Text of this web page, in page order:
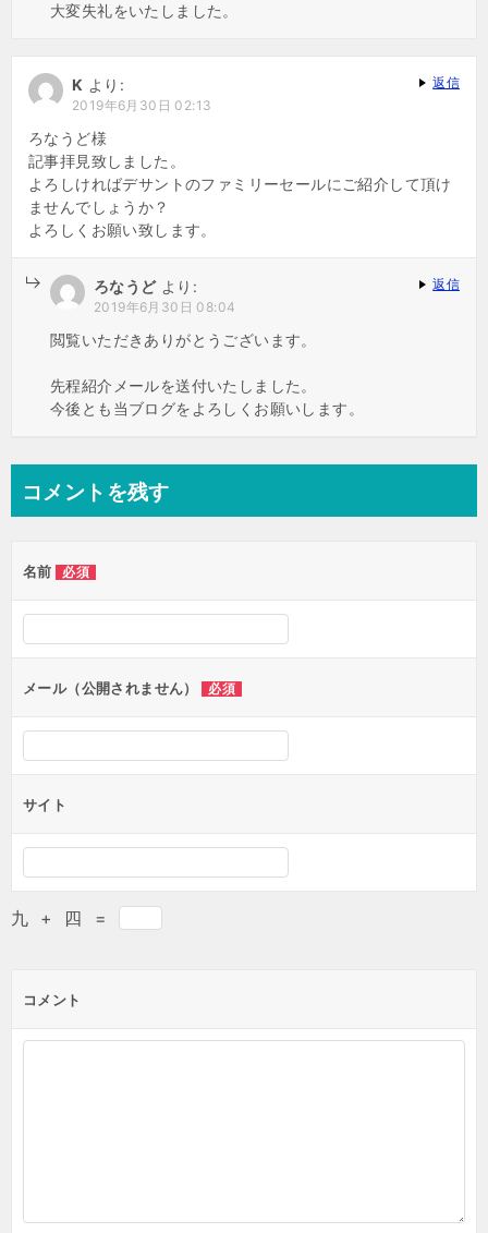
大変失礼をいたしました。
K より:
2019年6月30日 02:13
ろなうど様
記事拝見致しました。
よろしければデサントのファミリーセールにご紹介して頂け
ませんでしょうか？
よろしくお願い致します。
返信
ろなうど より:
2019年6月30日 08:04
閲覧いただきありがとうございます。
先程紹介メールを送付いたしました。
今後とも当ブログをよろしくお願いします。
返信
コメントを残す
名前 必須
メール（公開されません） 必須
サイト
九 + 四 =
コメント